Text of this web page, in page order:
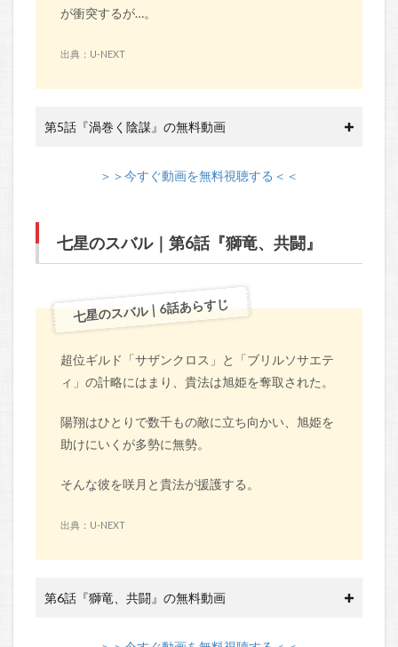
が衝突するが…。
出典：U-NEXT
第5話『渦巻く陰謀』の無料動画
＞＞今すぐ動画を無料視聴する＜＜
七星のスバル｜第6話『獅竜、共闘』
七星のスバル｜6話あらすじ
超位ギルド「サザンクロス」と「ブリルソサエテ
ィ」の計略にはまり、貴法は旭姫を奪取された。
陽翔はひとりで数千もの敵に立ち向かい、旭姫を
助けにいくが多勢に無勢。
そんな彼を咲月と貴法が援護する。
出典：U-NEXT
第6話『獅竜、共闘』の無料動画